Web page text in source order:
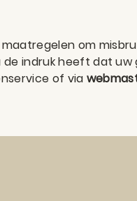
om
indruk heeft dat
of via